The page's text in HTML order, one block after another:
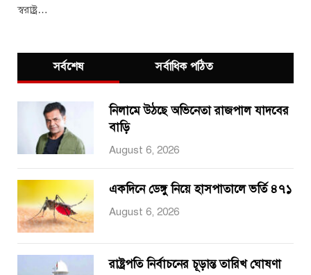
স্বরাষ্ট্র…
সর্বশেষ সর্বাধিক পঠিত
নিলামে উঠছে অভিনেতা রাজপাল যাদবের
বাড়ি
August 6, 2026
একদিনে ডেঙ্গু নিয়ে হাসপাতালে ভর্তি ৪৭১
August 6, 2026
রাষ্ট্রপতি নির্বাচনের চূড়ান্ত তারিখ ঘোষণা